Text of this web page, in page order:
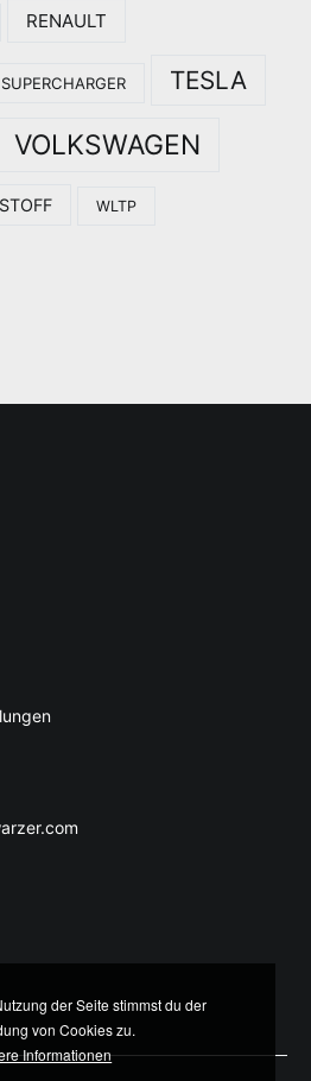
RENAULT
SUPERCHARGER TESLA
VOLKSWAGEN
WLTP
der Seite stimmst du der
von Cookies zu.
Informationen